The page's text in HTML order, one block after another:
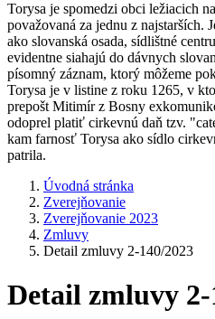
Torysa je spomedzi obci ležiacich
považovaná za jednu z najstarších.
ako slovanská osada, sídlištné
evidentne siahajú do dávnych
písomný záznam, ktorý môžeme
Torysa je v listine z roku 1265, v
prepošt Mitimír z Bosny
odoprel platiť cirkevnú daň tzv.
kam farnosť Torysa ako sídlo
patrila.
Úvodná stránka
Zverejňovanie
Zverejňovanie 2023
Zmluvy
Detail zmluvy 2-140/2023
Detail zmluvy 2-